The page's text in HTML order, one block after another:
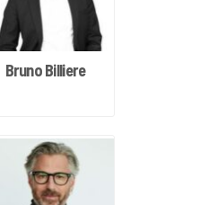
Bruno Billiere